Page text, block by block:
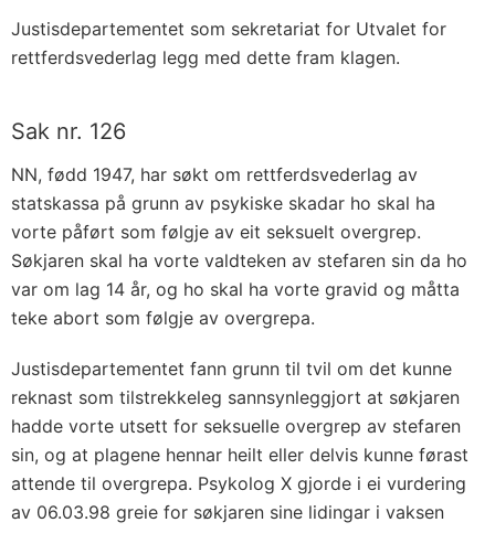
Justisdepartementet som sekretariat for Utvalet for
rettferdsvederlag legg med dette fram klagen.
Sak nr. 126
NN, fødd 1947, har søkt om rettferdsvederlag av
statskassa på grunn av psykiske skadar ho skal ha
vorte påført som følgje av eit seksuelt overgrep.
Søkjaren skal ha vorte valdteken av stefaren sin da ho
var om lag 14 år, og ho skal ha vorte gravid og måtta
teke abort som følgje av overgrepa.
Justisdepartementet fann grunn til tvil om det kunne
reknast som tilstrekkeleg sannsynleggjort at søkjaren
hadde vorte utsett for seksuelle overgrep av stefaren
sin, og at plagene hennar heilt eller delvis kunne førast
attende til overgrepa. Psykolog X gjorde i ei vurdering
av 06.03.98 greie for søkjaren sine lidingar i vaksen